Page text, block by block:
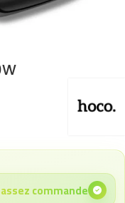
commande